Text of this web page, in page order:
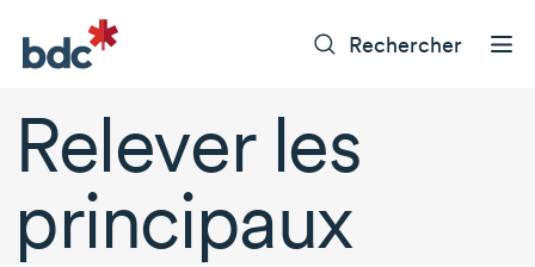
Rechercher
Relever les
principaux